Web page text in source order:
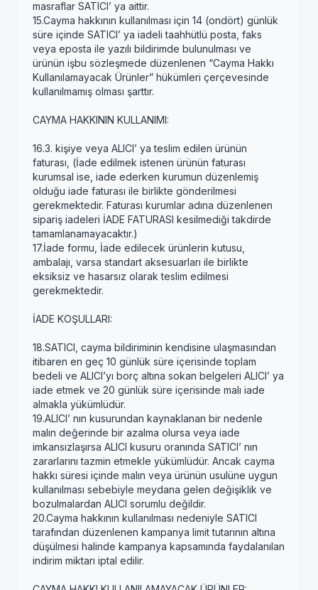
masraflar SATICI’ ya aittir.
15.Cayma hakkının kullanılması için 14 (ondört) günlük
süre içinde SATICI’ ya iadeli taahhütlü posta, faks
veya eposta ile yazılı bildirimde bulunulması ve
ürünün işbu sözleşmede düzenlenen “Cayma Hakkı
Kullanılamayacak Ürünler” hükümleri çerçevesinde
kullanılmamış olması şarttır.
CAYMA HAKKININ KULLANIMI:
16.3. kişiye veya ALICI’ ya teslim edilen ürünün
faturası, (İade edilmek istenen ürünün faturası
kurumsal ise, iade ederken kurumun düzenlemiş
olduğu iade faturası ile birlikte gönderilmesi
gerekmektedir. Faturası kurumlar adına düzenlenen
sipariş iadeleri İADE FATURASI kesilmediği takdirde
tamamlanamayacaktır.)
17.İade formu, İade edilecek ürünlerin kutusu,
ambalajı, varsa standart aksesuarları ile birlikte
eksiksiz ve hasarsız olarak teslim edilmesi
gerekmektedir.
İADE KOŞULLARI:
18.SATICI, cayma bildiriminin kendisine ulaşmasından
itibaren en geç 10 günlük süre içerisinde toplam
bedeli ve ALICI’yı borç altına sokan belgeleri ALICI’ ya
iade etmek ve 20 günlük süre içerisinde malı iade
almakla yükümlüdür.
19.ALICI’ nın kusurundan kaynaklanan bir nedenle
malın değerinde bir azalma olursa veya iade
imkansızlaşırsa ALICI kusuru oranında SATICI’ nın
zararlarını tazmin etmekle yükümlüdür. Ancak cayma
hakkı süresi içinde malın veya ürünün usulüne uygun
kullanılması sebebiyle meydana gelen değişiklik ve
bozulmalardan ALICI sorumlu değildir.
20.Cayma hakkının kullanılması nedeniyle SATICI
tarafından düzenlenen kampanya limit tutarının altına
düşülmesi halinde kampanya kapsamında faydalanılan
indirim miktarı iptal edilir.